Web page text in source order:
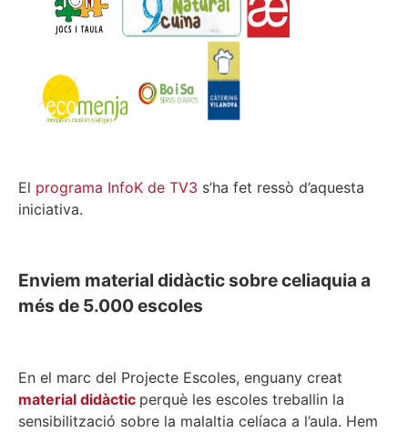
El programa InfoK de TV3 s’ha fet ressò d’aquesta
iniciativa.
Enviem material didàctic sobre celiaquia a
més de 5.000 escoles
En el marc del Projecte Escoles, enguany creat
material didàctic perquè les escoles treballin la
sensibilització sobre la malaltia celíaca a l’aula. Hem